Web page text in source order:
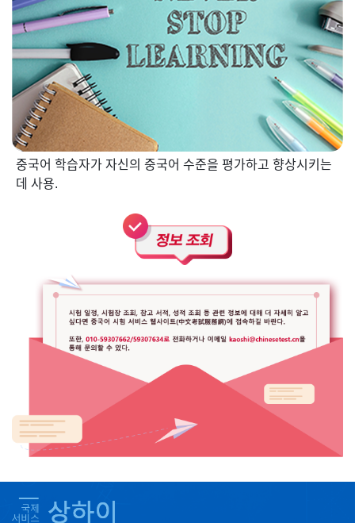
중국어 학습자가 자신의 중국어 수준을 평가하고 향상시키는
데 사용.